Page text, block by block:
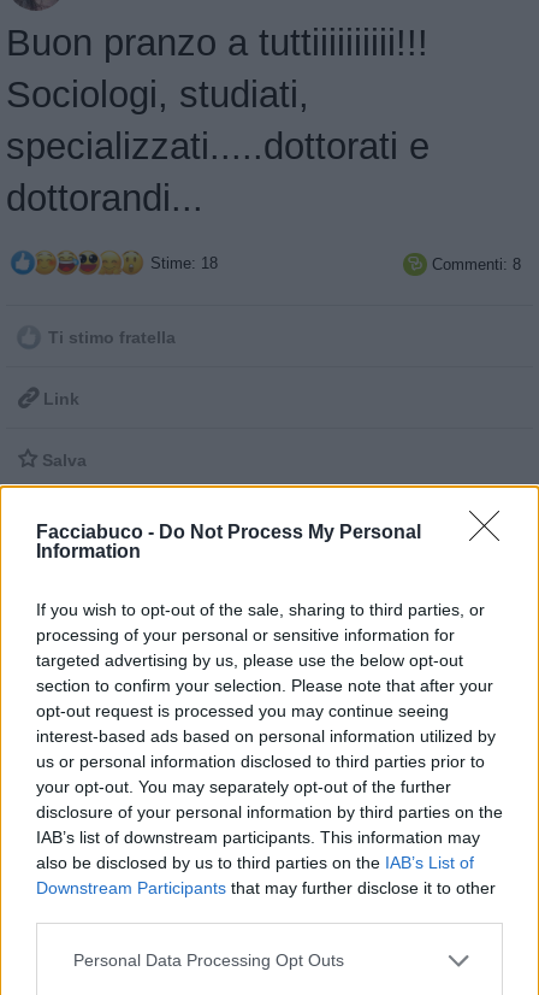
Facciabuco - Do Not Process My Personal
Information
If you wish to opt-out of the sale, sharing to third parties, or
processing of your personal or sensitive information for
targeted advertising by us, please use the below opt-out
section to confirm your selection. Please note that after your
opt-out request is processed you may continue seeing
interest-based ads based on personal information utilized by
us or personal information disclosed to third parties prior to
your opt-out. You may separately opt-out of the further
disclosure of your personal information by third parties on the
IAB’s list of downstream participants. This information may
also be disclosed by us to third parties on the IAB’s List of
Downstream Participants that may further disclose it to other
Personal Data Processing Opt Outs
Buon pranzo a tuttiiiiiiiiii!!!
Sociologi, studiati,
specializzati.....dottorati e
dottorandi...
Stime: 18  Commenti: 8
Ti stimo fratella
 Link
 Salva
Leggi i commenti precedenti...
specializzandi in democrazia.... Auguro che morissero
soffocati con l'olio di ricino!!!😵😦😱
22 Luglio 2021 alle ore 12:55
·Ti stimo·Rispondi
Aragorn: Ultimamente virologo grazie 😁😁... Ciao
cara buon pranzo 😄🤗😘🍷
1
22 Luglio 2021 alle ore 12:55
·Ti stimo· Rispondi
22 Luglio 2021 alle ore 13:03